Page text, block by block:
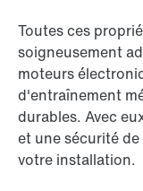
Toutes ces
soigneusement
moteurs
d'entraînement
durables. Avec
et une sécurité
votre installation.